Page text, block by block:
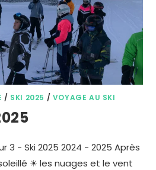
/ SKI 2025 / VOYAGE AU SKI
3 - Ski 2025 2024 - 2025 Après
☀ les nuages et le vent